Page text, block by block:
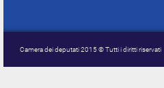
Camera dei deputati 2015 © Tutti i diritti riservati